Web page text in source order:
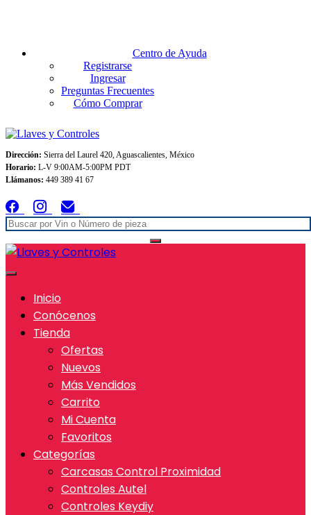
Centro de Ayuda
Registrarse
Ingresar
Preguntas Frecuentes
Cómo Comprar
Dirección: Sierra del Laurel 420, Aguascalientes, México
Horario: L-V 9:00AM-5:00PM PDT
Llámanos: 449 389 41 67
Inicio
Conócenos
Tienda
Ofertas
Nuevos
Más Vendidos
Carrito
Mi Cuenta
Favoritos
Categorías
Carcasas Control Proximidad
Controles Autel
Controles Keydiy